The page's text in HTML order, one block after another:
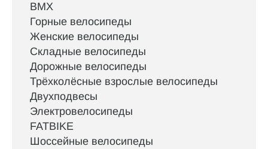
BMX
Горные велосипеды
Женские велосипеды
Складные велосипеды
Дорожные велосипеды
Трёхколёсные взрослые велосипеды
Двухподвесы
Электровелосипеды
FATBIKE
Шоссейные велосипеды